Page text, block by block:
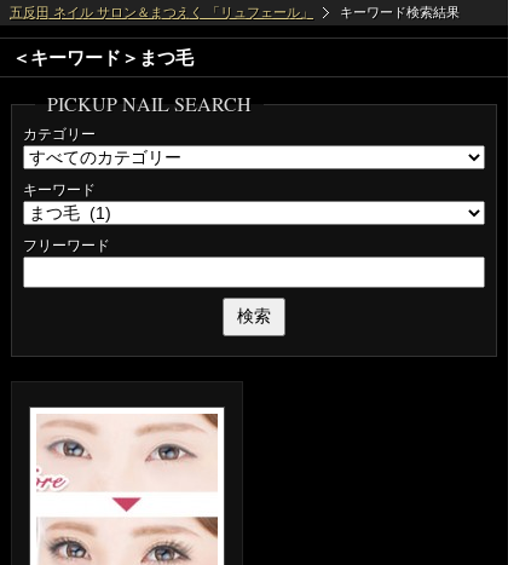
五反田 ネイル サロン＆まつえく 「リュフェール」 キーワード検索結果
＜キーワード＞まつ毛
PICKUP NAIL SEARCH
カテゴリー
キーワード
フリーワード